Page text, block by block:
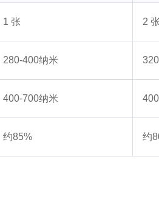
1 张 2 张
280-400纳米
400-700纳米
约85% 约